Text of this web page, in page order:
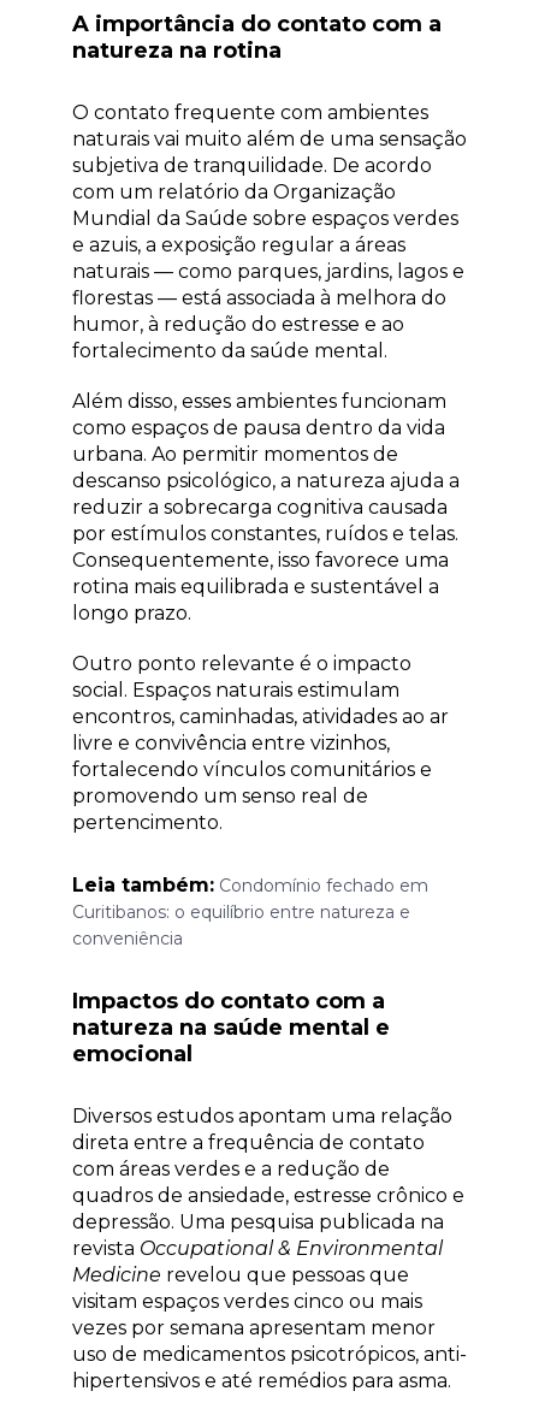
A importância do contato com a
natureza na rotina
O contato frequente com ambientes
naturais vai muito além de uma sensação
subjetiva de tranquilidade. De acordo
com um relatório da Organização
Mundial da Saúde sobre espaços verdes
e azuis, a exposição regular a áreas
naturais — como parques, jardins, lagos e
florestas — está associada à melhora do
humor, à redução do estresse e ao
fortalecimento da saúde mental.
Além disso, esses ambientes funcionam
como espaços de pausa dentro da vida
urbana. Ao permitir momentos de
descanso psicológico, a natureza ajuda a
reduzir a sobrecarga cognitiva causada
por estímulos constantes, ruídos e telas.
Consequentemente, isso favorece uma
rotina mais equilibrada e sustentável a
longo prazo.
Outro ponto relevante é o impacto
social. Espaços naturais estimulam
encontros, caminhadas, atividades ao ar
livre e convivência entre vizinhos,
fortalecendo vínculos comunitários e
promovendo um senso real de
pertencimento.
Leia também: Condomínio fechado em
Curitibanos: o equilíbrio entre natureza e
conveniência
Impactos do contato com a
natureza na saúde mental e
emocional
Diversos estudos apontam uma relação
direta entre a frequência de contato
com áreas verdes e a redução de
quadros de ansiedade, estresse crônico e
depressão. Uma pesquisa publicada na
revista Occupational & Environmental
Medicine revelou que pessoas que
visitam espaços verdes cinco ou mais
vezes por semana apresentam menor
uso de medicamentos psicotrópicos, anti-
hipertensivos e até remédios para asma.